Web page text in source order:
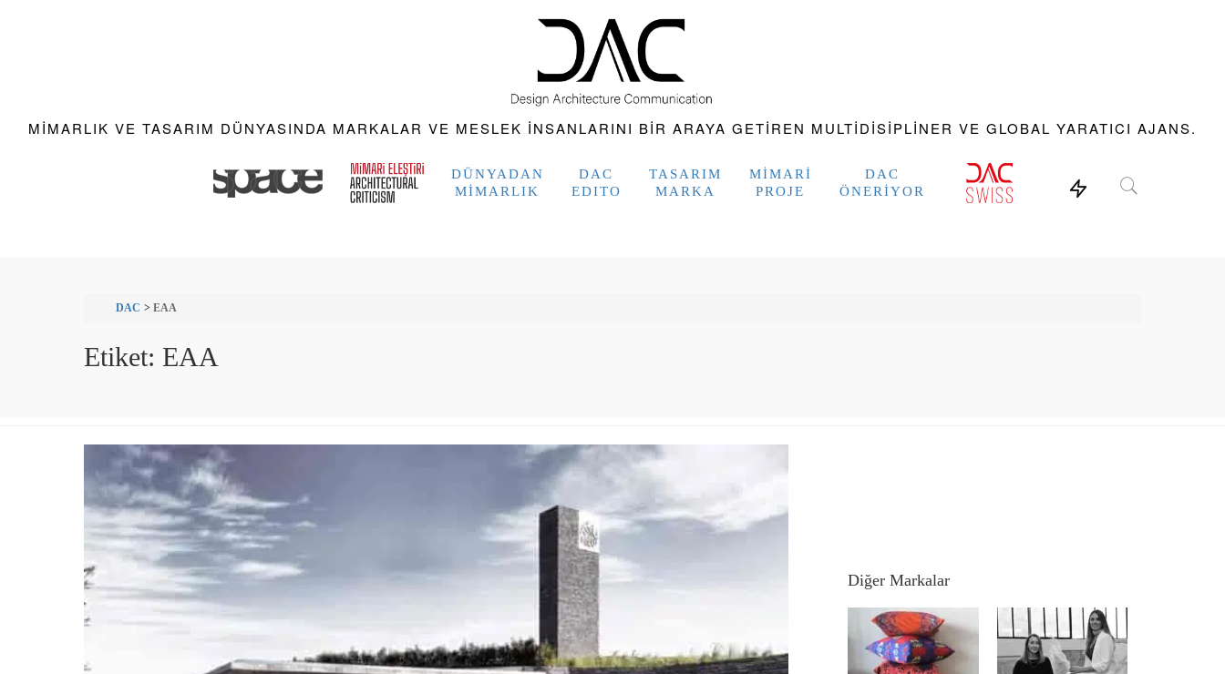
MIMARLIK VE TASARIM DÜNYASINDA MARKALAR VE MESLEK INSANLARINI BIR ARAYA GETIREN MULTIDISIPLINER VE GLOBAL YARATICI AJANS.
DÜNYADAN
MIMARLIK
DAC
EDITO
TASARIM
MARKA
MIMARI
PROJE
DAC
ÖNERIYOR
DAC > EAA
Etiket: EAA
Diğer Markalar